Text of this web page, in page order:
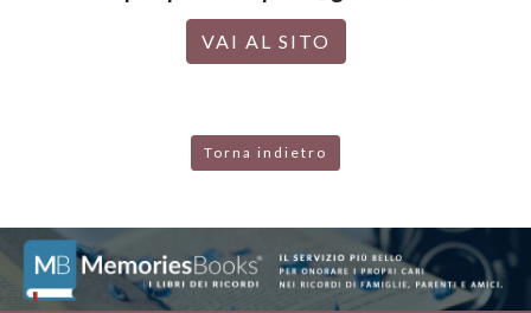
VAI AL SITO
Torna indietro